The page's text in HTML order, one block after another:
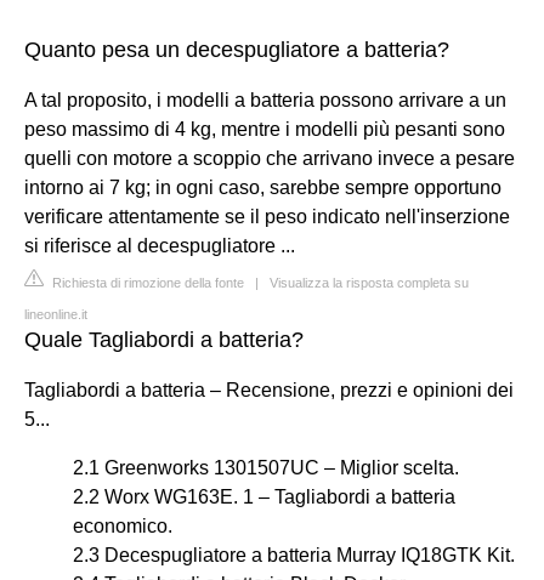
Quanto pesa un decespugliatore a batteria?
A tal proposito, i modelli a batteria possono arrivare a un
peso massimo di 4 kg, mentre i modelli più pesanti sono
quelli con motore a scoppio che arrivano invece a pesare
intorno ai 7 kg; in ogni caso, sarebbe sempre opportuno
verificare attentamente se il peso indicato nell'inserzione
si riferisce al decespugliatore ...
Richiesta di rimozione della fonte | Visualizza la risposta completa su
lineonline.it
Quale Tagliabordi a batteria?
Tagliabordi a batteria – Recensione, prezzi e opinioni dei
5...
2.1 Greenworks 1301507UC – Miglior scelta.
2.2 Worx WG163E. 1 – Tagliabordi a batteria
economico.
2.3 Decespugliatore a batteria Murray IQ18GTK Kit.